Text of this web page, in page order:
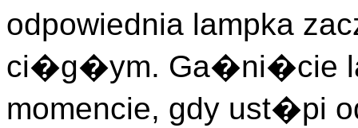
odpowiednia lampka
ci�g�ym. Ga�ni�cie
momencie, gdy ust�pi